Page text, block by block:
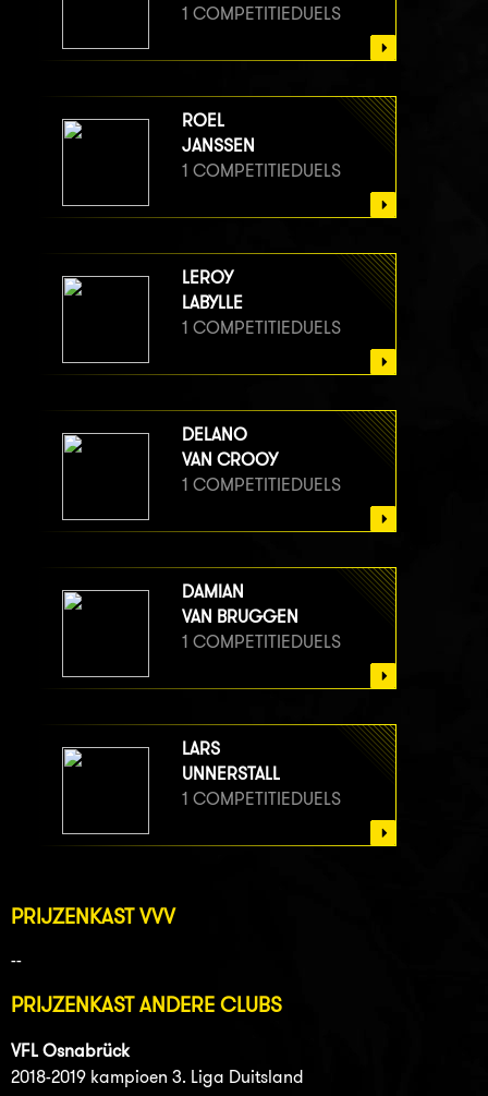
1 COMPETITIEDUELS
ROEL
JANSSEN
1 COMPETITIEDUELS
LEROY
LABYLLE
1 COMPETITIEDUELS
DELANO
VAN CROOY
1 COMPETITIEDUELS
DAMIAN
VAN BRUGGEN
1 COMPETITIEDUELS
LARS
UNNERSTALL
1 COMPETITIEDUELS
PRIJZENKAST VVV
--
PRIJZENKAST ANDERE CLUBS
VFL Osnabrück
2018-2019 kampioen 3. Liga Duitsland